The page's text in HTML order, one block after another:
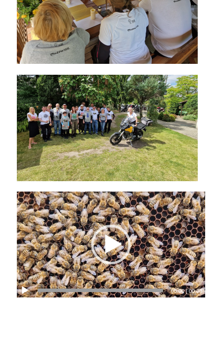
00:00|00:03